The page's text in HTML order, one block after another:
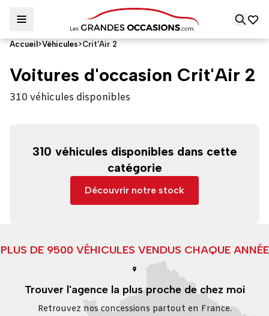
Accueil >Véhicules>Crit'Air 2
Voitures d'occasion Crit'Air 2
310 véhicules disponibles
310 véhicules disponibles dans cette
catégorie
Découvrir notre stock
PLUS DE 9500 VÉHICULES VENDUS CHAQUE ANNÉE
Trouver l'agence la plus proche de chez moi
Retrouvez nos concessions partout en France.